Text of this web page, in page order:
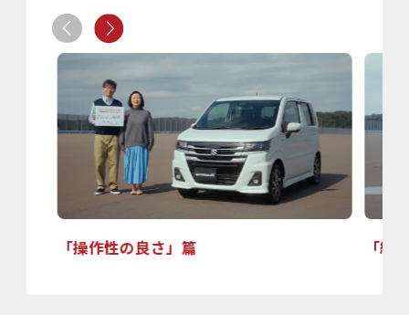
「操作性の良さ」篇 「細